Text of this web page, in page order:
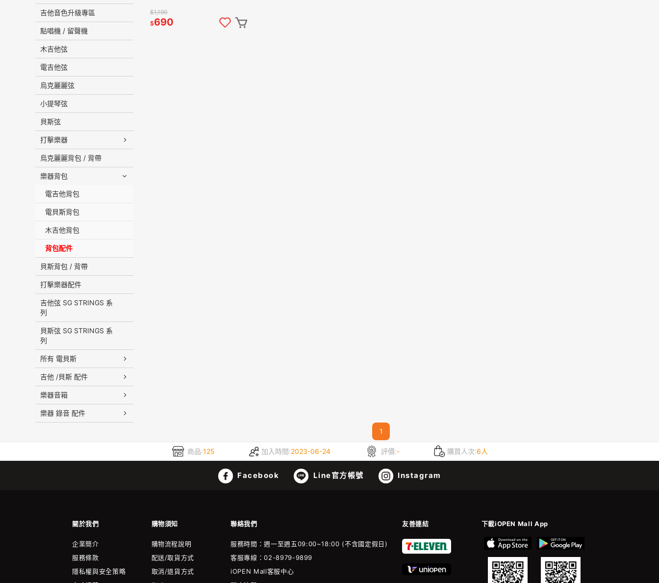
吉他音色升級專區
點唱機 / 留聲機
木吉他弦
電吉他弦
烏克麗麗弦
小提琴弦
貝斯弦
打擊樂器
烏克麗麗背包 / 背帶
樂器背包
電吉他背包
電貝斯背包
木吉他背包
背包配件
貝斯背包 / 背帶
打擊樂器配件
吉他弦 SG STRINGS 系
列
貝斯弦 SG STRINGS 系
列
所有 電貝斯
吉他 /貝斯 配件
樂器音箱
樂器 錄音 配件
$1,190
$690
1
商品:125 加入時間:2023-06-24 評價:- 購買人次:6人
Facebook Line官方帳號 Instagram
關於我們 購物須知 聯絡我們 友善連結 下載iOPEN Mall App
企業簡介
服務條款
隱私權與安全策略
購物流程說明
配送/取貨方式
取消/退貨方式
服務時間：週一至週五09:00~18:00 (不含國定假日)
客服專線：02-8979-9899
iOPEN Mall客服中心